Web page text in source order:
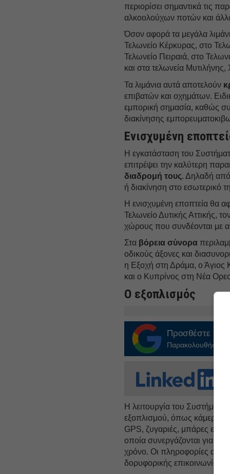
περιορίσει σημαντικά τις
αλκοολούχων ποτών και
Όσον αφορά τα μεγάλα
Τελωνείο Κέρκυρας, στο
Τελωνείο Πειραιά, στο
και στα τελωνεία
Τα λιμάνια αυτά αποτελούν
επιβατών και οχημάτων.
εμπορική σημασία, καθώς
διακίνησης
Ενισχυμένη
Η εγκατάσταση του
επιτρέψει την καλύτερη
διαδρομή τους. Δηλαδή από
ή διακίνηση στο εσωτερικό
Η ενισχυμένη εποπτεία θα
Τελωνείο Δυτικής Αττικής,
χώρους που συνδέονται με
Στα βόρεια σύνορα
οδικούς άξονες και
η Εξοχή στη Δράμα, ο Άγιος
και ο Κυπρίνος στη Νέα
Ο εξοπλισμός
Προσθέστε το
Παρακολουθήστε
Η λειτουργία του
εξοπλισμού, όπως κάμερες
GPS, ζυγαριές, μπάρες
οποία συνεργάζονται για
χρόνο. Οι πληροφορίες
δορυφορικής επικοινωνίας